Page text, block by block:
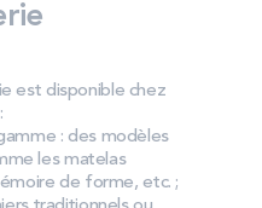
est disponible chez
: des modèles
les matelas
de forme, etc. ;